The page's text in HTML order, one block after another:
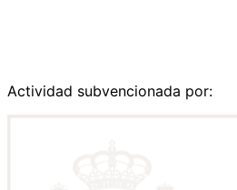
Actividad subvencionada por: